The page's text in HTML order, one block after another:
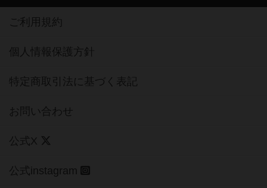
ご利用規約
個人情報保護方針
特定商取引法に基づく表記
お問い合わせ
公式X
公式instagram